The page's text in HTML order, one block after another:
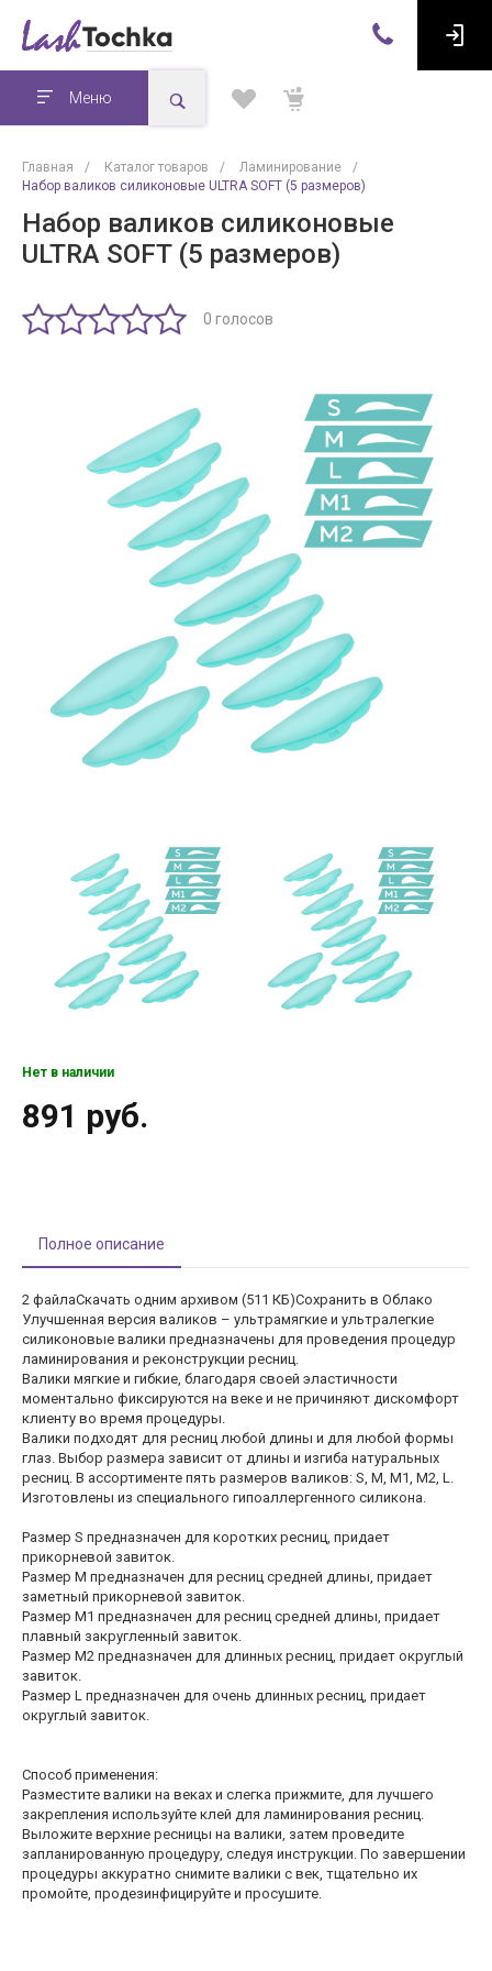
Меню
Главная / Каталог товаров / Ламинирование
/
Набор валиков силиконовые ULTRA SOFT (5 размеров)
Набор валиков силиконовые
ULTRA SOFT (5 размеров)
0 голосов
Нет в наличии
891 руб.
Полное описание
2 файлаСкачать одним архивом (511 КБ)Сохранить в Облако
Улучшенная версия валиков – ультрамягкие и ультралегкие
силиконовые валики предназначены для проведения процедур
ламинирования и реконструкции ресниц.
Валики мягкие и гибкие, благодаря своей эластичности
моментально фиксируются на веке и не причиняют дискомфорт
клиенту во время процедуры.
Валики подходят для ресниц любой длины и для любой формы
глаз. Выбор размера зависит от длины и изгиба натуральных
ресниц. В ассортименте пять размеров валиков: S, M, M1, M2, L.
Изготовлены из специального гипоаллергенного силикона.
Размер S предназначен для коротких ресниц, придает
прикорневой завиток.
Размер M предназначен для ресниц средней длины, придает
заметный прикорневой завиток.
Размер M1 предназначен для ресниц средней длины, придает
плавный закругленный завиток.
Размер M2 предназначен для длинных ресниц, придает округлый
завиток.
Размер L предназначен для очень длинных ресниц, придает
округлый завиток.
Способ применения:
Разместите валики на веках и слегка прижмите, для лучшего
закрепления используйте клей для ламинирования ресниц.
Выложите верхние ресницы на валики, затем проведите
запланированную процедуру, следуя инструкции. По завершении
процедуры аккуратно снимите валики с век, тщательно их
промойте, продезинфицируйте и просушите.